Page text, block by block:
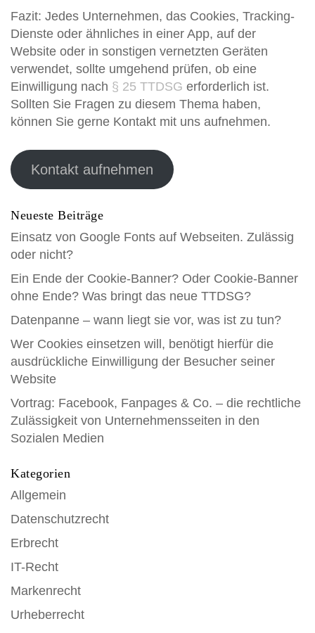
Fazit: Jedes Unternehmen, das Cookies, Tracking-
Dienste oder ähnliches in einer App, auf der
Website oder in sonstigen vernetzten Geräten
verwendet, sollte umgehend prüfen, ob eine
Einwilligung nach § 25 TTDSG erforderlich ist.
Sollten Sie Fragen zu diesem Thema haben,
können Sie gerne Kontakt mit uns aufnehmen.
Kontakt aufnehmen
Neueste Beiträge
Einsatz von Google Fonts auf Webseiten. Zulässig
oder nicht?
Ein Ende der Cookie-Banner? Oder Cookie-Banner
ohne Ende? Was bringt das neue TTDSG?
Datenpanne – wann liegt sie vor, was ist zu tun?
Wer Cookies einsetzen will, benötigt hierfür die
ausdrückliche Einwilligung der Besucher seiner
Website
Vortrag: Facebook, Fanpages & Co. – die rechtliche
Zulässigkeit von Unternehmensseiten in den
Sozialen Medien
Kategorien
Allgemein
Datenschutzrecht
Erbrecht
IT-Recht
Markenrecht
Urheberrecht